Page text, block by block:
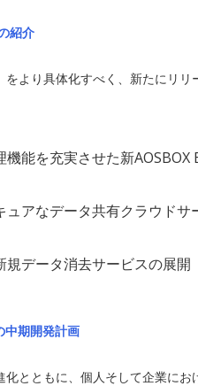
紹介
より具体化すべく、新たにリリ
能を充実させた新AOSBOX
アなデータ共有クラウドサ
データ消去サービスの展開
中期開発計画
とともに、個人そして企業にお